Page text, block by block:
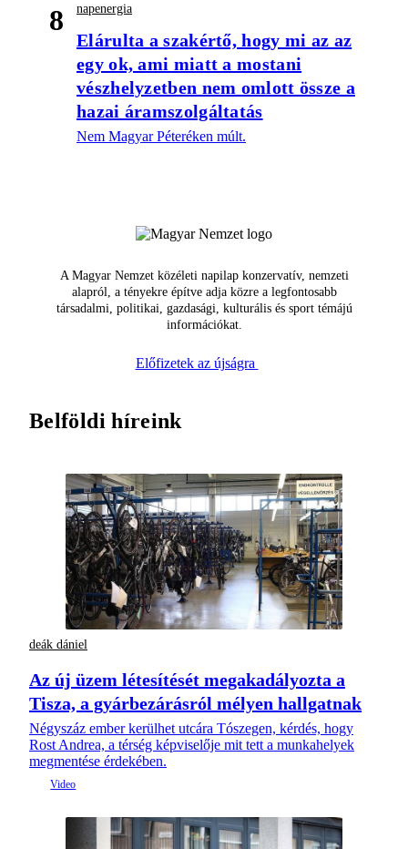
8 napenergia
Elárulta a szakértő, hogy mi az az
egy ok, ami miatt a mostani
vészhelyzetben nem omlott össze a
hazai áramszolgáltatás
Nem Magyar Péteréken múlt.
A Magyar Nemzet közéleti napilap konzervatív, nemzeti
alapról, a tényekre építve adja közre a legfontosabb
társadalmi, politikai, gazdasági, kulturális és sport témájú
információkat.
Előfizetek az újságra
Belföldi híreink
deák dániel
Az új üzem létesítését megakadályozta a
Tisza, a gyárbezárásról mélyen hallgatnak
Négyszáz ember kerülhet utcára Tószegen, kérdés, hogy
Rost Andrea, a térség képviselője mit tett a munkahelyek
megmentése érdekében.